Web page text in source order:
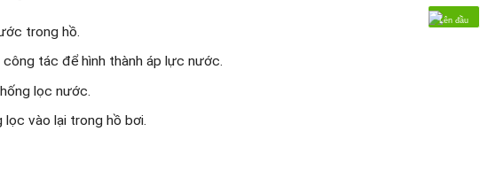
trong hồ.
tác để hình thành áp lực nước.
lọc nước.
vào lại trong hồ bơi.
Lên đầu